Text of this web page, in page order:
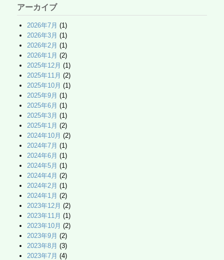
アーカイブ
2026年7月 (1)
2026年3月 (1)
2026年2月 (1)
2026年1月 (2)
2025年12月 (1)
2025年11月 (2)
2025年10月 (1)
2025年9月 (1)
2025年6月 (1)
2025年3月 (1)
2025年1月 (2)
2024年10月 (2)
2024年7月 (1)
2024年6月 (1)
2024年5月 (1)
2024年4月 (2)
2024年2月 (1)
2024年1月 (2)
2023年12月 (2)
2023年11月 (1)
2023年10月 (2)
2023年9月 (2)
2023年8月 (3)
2023年7月 (4)